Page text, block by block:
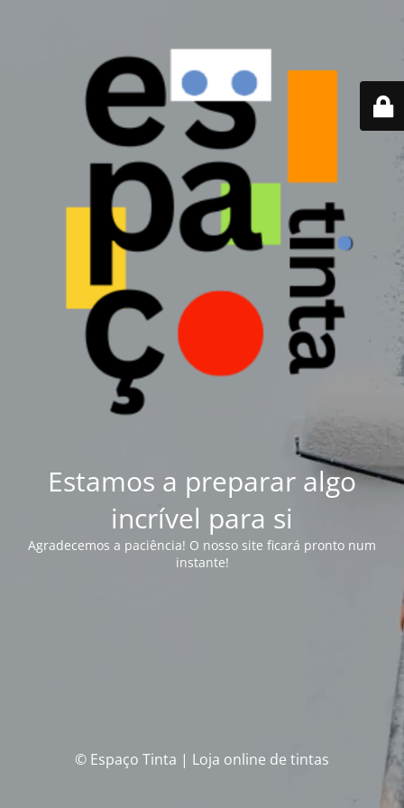
Estamos a preparar algo
incrível para si
Agradecemos a paciência! O nosso site ficará pronto num
instante!
© Espaço Tinta | Loja online de tintas